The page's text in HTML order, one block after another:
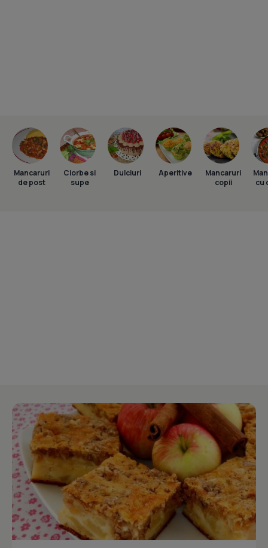
Mancaruri
de post
Ciorbe si
supe
Dulciuri Aperitive
Mancaruri
copii
cu